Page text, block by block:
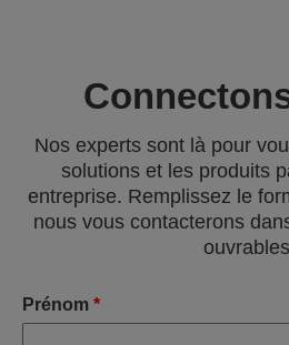
Nos experts sont là pour
solutions et les produits
entreprise. Remplissez le
nous vous contacterons
Prénom *